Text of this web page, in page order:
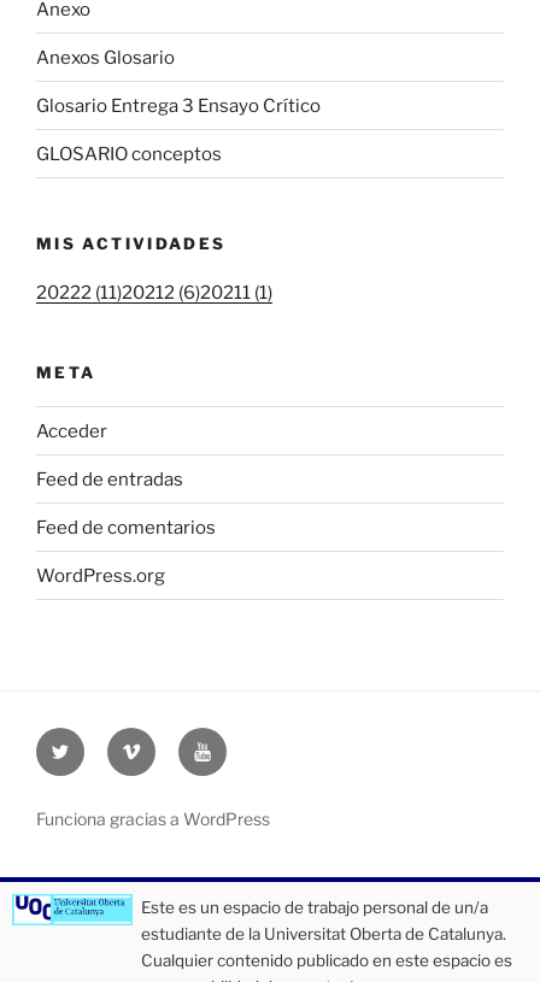
Anexo
Anexos Glosario
Glosario Entrega 3 Ensayo Crítico
GLOSARIO conceptos
MIS ACTIVIDADES
20222 (11)20212 (6)20211 (1)
META
Acceder
Feed de entradas
Feed de comentarios
WordPress.org
Twitter
UOC
Vimeo
UOC
Youtube
UOC
Funciona gracias a WordPress
Este es un espacio de trabajo personal de un/a
estudiante de la Universitat Oberta de Catalunya.
Cualquier contenido publicado en este espacio es